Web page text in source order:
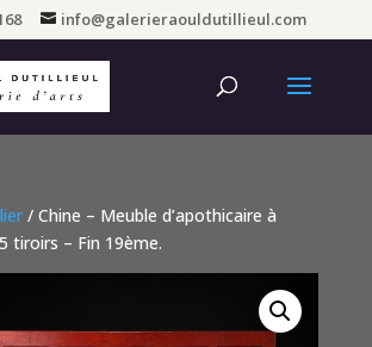
info@galerieraouldutillieul.com
/ Chine – Meuble d’apothicaire à
tiroirs – Fin 19ème.